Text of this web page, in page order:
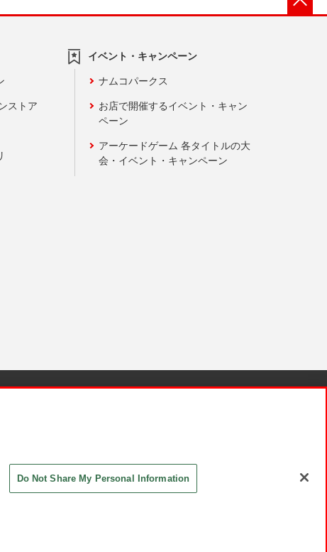
ストア
イベント・キャンペーン
ナムコパークス
お店で開催するイベント・キャン
ペーン
アーケードゲーム 各タイトルの大
会・イベント・キャンペーン
Do Not Share My Personal Information